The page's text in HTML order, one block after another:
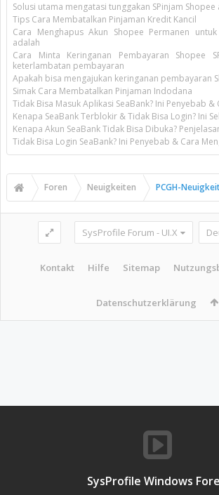
Solusi utama mengatasi tunggakan SPinjam Shopee
Tips Cara Membatalkan Pinjaman Kredit Kancil
Cara Menghapus Akun Shopee Permanen
adalah
Cara Minta Keringanan Pembayaran Shopee
keterlambatan pembayaran
Apakah bisa mengajukan keringanan pembayaran
Simak Cara Membatalkan Pinjaman Indodana
Tidak Bisa Masuk Aplikasi SeaBank? Ini Penyebab &
Kenapa SeaBank Terblokir & Tidak Bisa Login? Ini
Kenapa Akun SeaBank Tidak Bisa Dibuka?
Tidak Bisa Login SeaBank? Ini Penyebab & Cara
Foren Neuigkeiten PCGH-
SysProfile Forum - UI.X
Kontakt Hilfe Sitemap
Datenschutzerklärung
SysProfile Windows